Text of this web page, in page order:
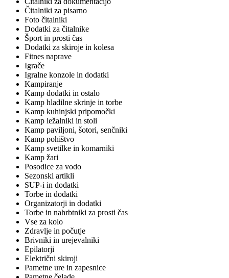
Čitalniki za pisarno
Foto čitalniki
Dodatki za čitalnike
Šport in prosti čas
Dodatki za skiroje in kolesa
Fitnes naprave
Igrače
Igralne konzole in dodatki
Kampiranje
Kamp dodatki in ostalo
Kamp hladilne skrinje in torbe
Kamp kuhinjski pripomočki
Kamp ležalniki in stoli
Kamp paviljoni, šotori, senčniki
Kamp pohištvo
Kamp svetilke in komarniki
Kamp žari
Posodice za vodo
Sezonski artikli
SUP-i in dodatki
Torbe in dodatki
Organizatorji in dodatki
Torbe in nahrbtniki za prosti čas
Vse za kolo
Zdravlje in počutje
Brivniki in urejevalniki
Epilatorji
Električni skiroji
Pametne ure in zapesnice